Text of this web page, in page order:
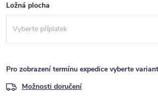
Ložná plocha
Pro zobrazení termínu expedice vyberte
Možnosti doručení